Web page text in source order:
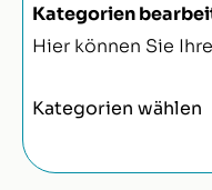
Kategorien
Hier können Sie
Kategorien wählen